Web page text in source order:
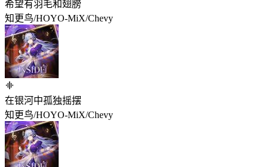
希望有羽毛和翅膀
知更鸟/HOYO-MiX/Chevy
在银河中孤独摇摆
知更鸟/HOYO-MiX/Chevy